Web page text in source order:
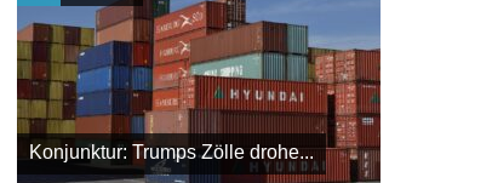
Konjunktur: Trumps Zölle drohe...